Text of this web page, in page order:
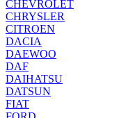
CHEVROLET
CHRYSLER
CITROEN
DACIA
DAEWOO
DAF
DAIHATSU
DATSUN
FIAT